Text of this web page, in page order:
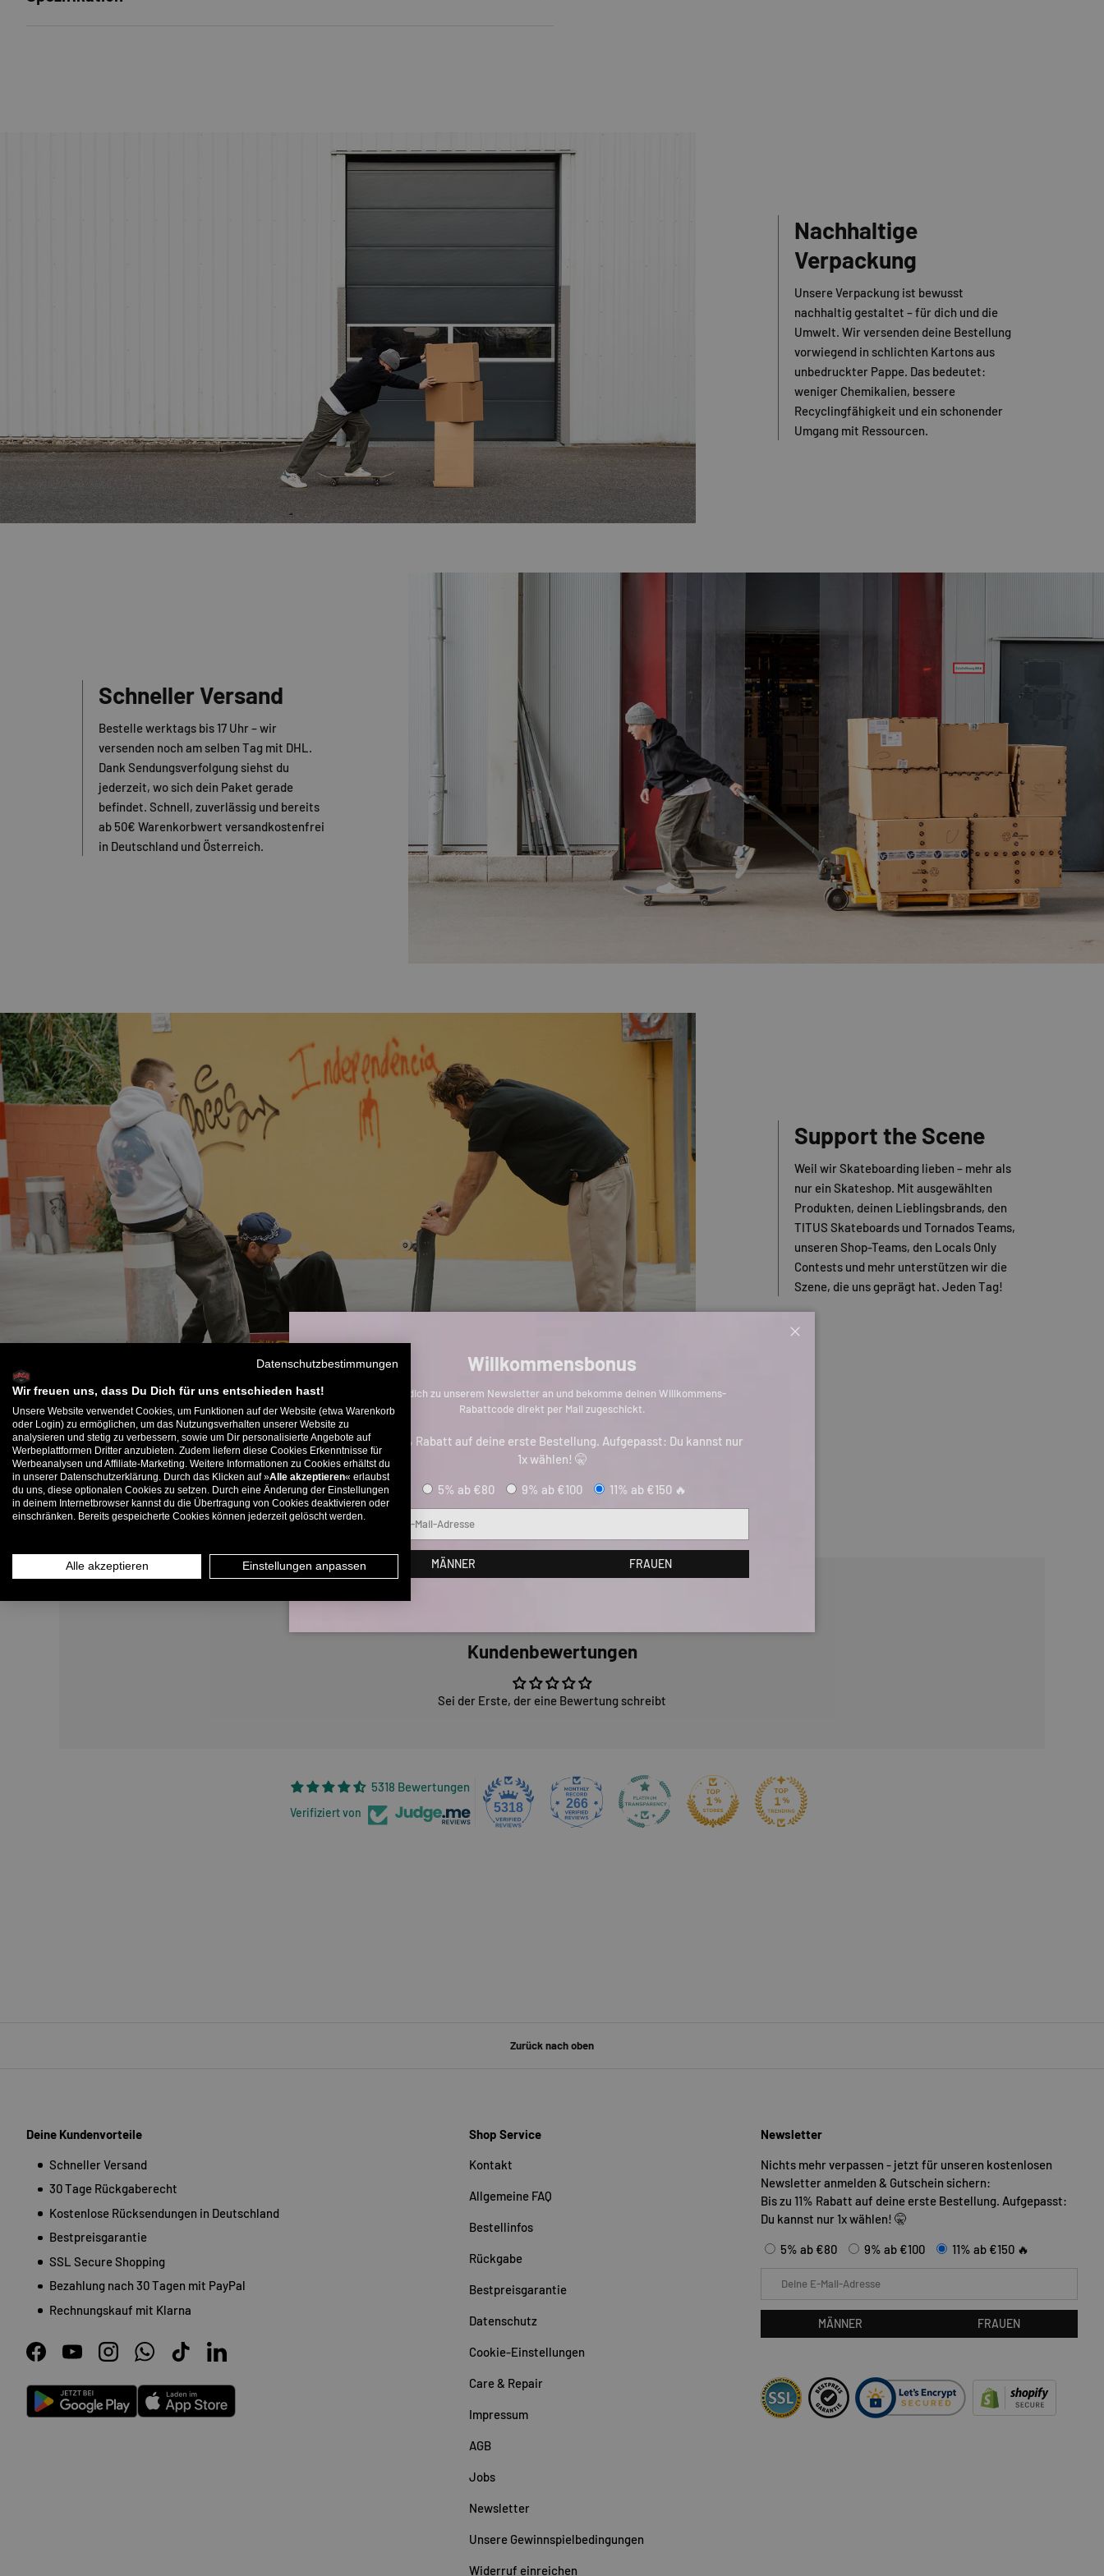
Nachhaltige
Verpackung
Unsere Verpackung ist bewusst
nachhaltig gestaltet – für dich und die
Umwelt. Wir versenden deine Bestellung
vorwiegend in schlichten Kartons aus
unbedruckter Pappe. Das bedeutet:
weniger Chemikalien, bessere
Recyclingfähigkeit und ein schonender
Umgang mit Ressourcen.
Schneller Versand
Bestelle werktags bis 17 Uhr – wir
versenden noch am selben Tag mit DHL.
Dank Sendungsverfolgung siehst du
jederzeit, wo sich dein Paket gerade
befindet. Schnell, zuverlässig und bereits
ab 50€ Warenkorbwert versandkostenfrei
in Deutschland und Österreich.
Support the Scene
Weil wir Skateboarding lieben – mehr als
nur ein Skateshop. Mit ausgewählten
Produkten, deinen Lieblingsbrands, den
TITUS Skateboards und Tornados Teams,
unseren Shop-Teams, den Locals Only
Contests und mehr unterstützen wir die
Szene, die uns geprägt hat. Jeden Tag!
Kundenbewertungen
Sei der Erste, der eine Bewertung schreibt
5318 Bewertungen
Verifiziert von 5318 266
Willkommensbonus
Melde dich zu unserem Newsletter an und bekomme deinen Willkommens-
Rabattcode direkt per Mail zugeschickt.
Bis zu 11% Rabatt auf deine erste Bestellung. Aufgepasst: Du kannst nur
1x wählen! 🤫
5% ab €80 9% ab €100 11% ab €150 🔥
E-Mail
MÄNNER FRAUEN
Zurück nach oben
Deine Kundenvorteile
Schneller Versand
30 Tage Rückgaberecht
Kostenlose Rücksendungen in Deutschland
Bestpreisgarantie
SSL Secure Shopping
Bezahlung nach 30 Tagen mit PayPal
Rechnungskauf mit Klarna
FacebookYouTubeInstagramWhatsAppTikTokLinkedIn
Android App Store
Shop Service
Kontakt
Allgemeine FAQ
Bestellinfos
Rückgabe
Bestpreisgarantie
Datenschutz
Cookie-Einstellungen
Care & Repair
Impressum
AGB
Jobs
Newsletter
Unsere Gewinnspielbedingungen
Widerruf einreichen
Newsletter
Nichts mehr verpassen - jetzt für unseren kostenlosen
Newsletter anmelden & Gutschein sichern:
Bis zu 11% Rabatt auf deine erste Bestellung. Aufgepasst:
Du kannst nur 1x wählen! 🤫
5% ab €80 9% ab €100 11% ab €150 🔥
MÄNNER FRAUEN
Datenschutzbestimmungen
Wir freuen uns, dass Du Dich für uns entschieden hast!
Unsere Website verwendet Cookies, um Funktionen auf der Website (etwa Warenkorb
oder Login) zu ermöglichen, um das Nutzungsverhalten unserer Website zu
analysieren und stetig zu verbessern, sowie um Dir personalisierte Angebote auf
Werbeplattformen Dritter anzubieten. Zudem liefern diese Cookies Erkenntnisse für
Werbeanalysen und Affiliate-Marketing. Weitere Informationen zu Cookies erhältst du
in unserer Datenschutzerklärung. Durch das Klicken auf »Alle akzeptieren« erlaubst
du uns, diese optionalen Cookies zu setzen. Durch eine Änderung der Einstellungen
in deinem Internetbrowser kannst du die Übertragung von Cookies deaktivieren oder
einschränken. Bereits gespeicherte Cookies können jederzeit gelöscht werden.
Alle akzeptieren Einstellungen anpassen